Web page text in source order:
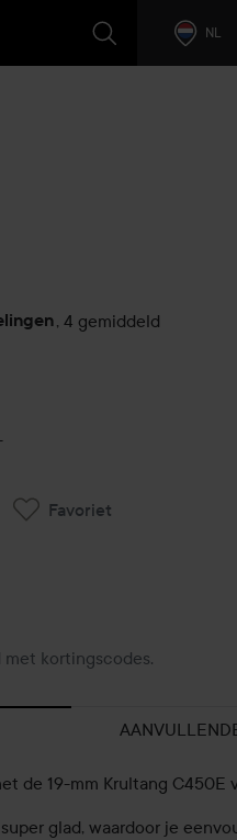
NL
, 4 gemiddeld
Favoriet
kortingscodes.
de 19-mm Krultang C450E
glad, waardoor je